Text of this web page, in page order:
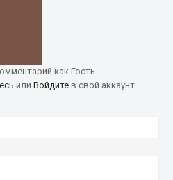
как Гость.
или Войдите в свой аккаунт.